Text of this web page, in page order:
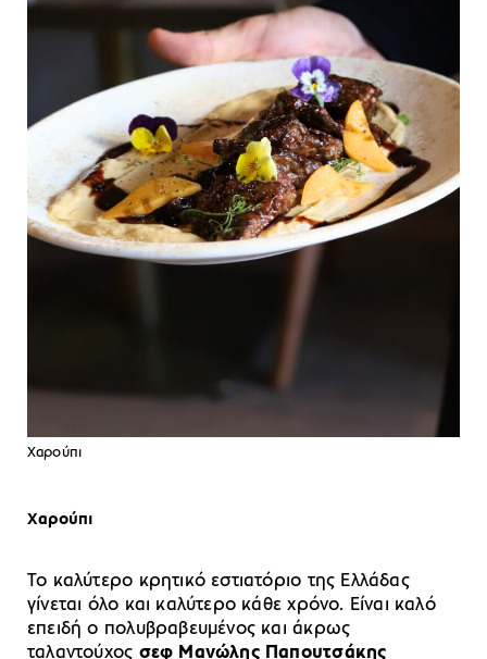
Χαρούπι
Χαρούπι
Το καλύτερο κρητικό εστιατόριο της Ελλάδας
γίνεται όλο και καλύτερο κάθε χρόνο. Είναι καλό
επειδή ο πολυβραβευμένος και άκρως
ταλαντούχος σεφ Μανώλης Παπουτσάκης